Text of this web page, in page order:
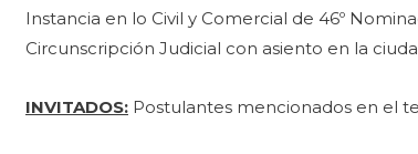
Instancia en lo Civil y Comercial de 46º
Circunscripción Judicial con asiento en la
INVITADOS: Postulantes mencionados en el